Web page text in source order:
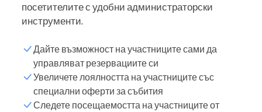
посетителите с удобни администраторски
инструменти.
Дайте възможност на участниците сами да
управляват резервациите си
Увеличете лоялността на участниците със
специални оферти за събития
Следете посещаемостта на участниците от